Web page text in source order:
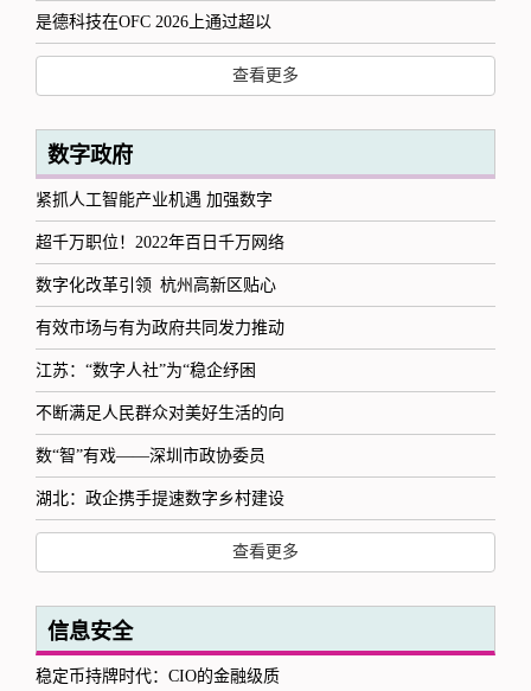
是德科技在OFC 2026上通过超以
查看更多
数字政府
紧抓人工智能产业机遇 加强数字
超千万职位！2022年百日千万网络
数字化改革引领 杭州高新区贴心
有效市场与有为政府共同发力推动
江苏：“数字人社”为“稳企纾困
不断满足人民群众对美好生活的向
数“智”有戏——深圳市政协委员
湖北：政企携手提速数字乡村建设
查看更多
信息安全
稳定币持牌时代：CIO的金融级质